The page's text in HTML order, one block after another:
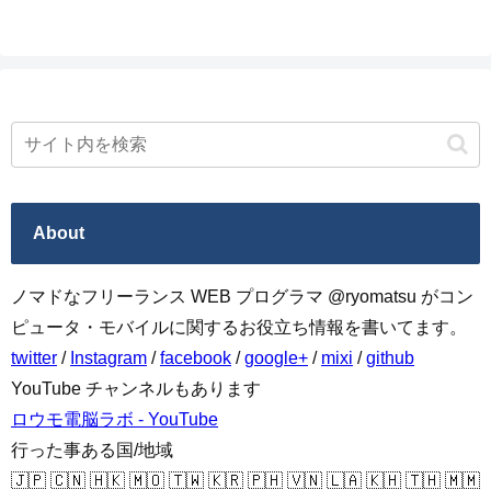
About
ノマドなフリーランス WEB プログラマ @ryomatsu がコン
ピュータ・モバイルに関するお役立ち情報を書いてます。
twitter / Instagram /facebook /google+ / mixi /github
YouTube チャンネルもあります
ロウモ電脳ラボ - YouTube
行った事ある国/地域
🇯🇵 🇨🇳 🇭🇰 🇲🇴 🇹🇼 🇰🇷 🇵🇭 🇻🇳 🇱🇦 🇰🇭 🇹🇭 🇲🇲